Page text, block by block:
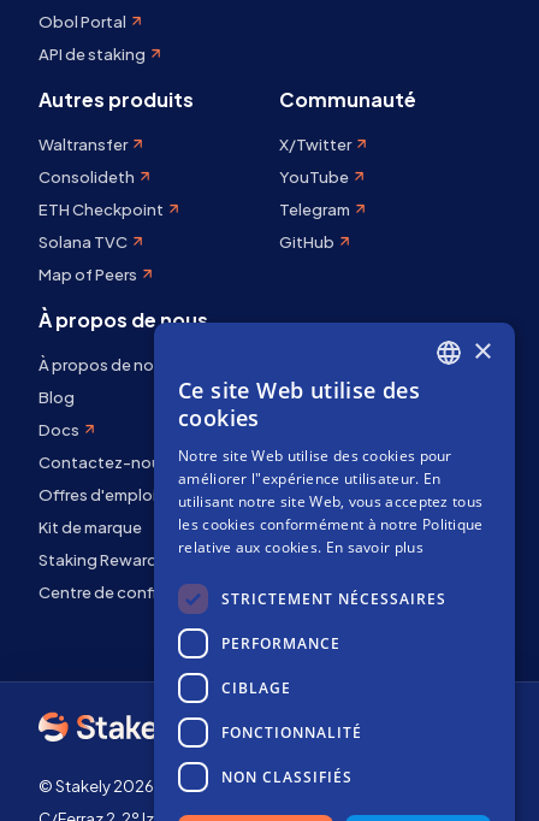
Obol Portal
API de staking
Autres produits
Waltransfer
Consolideth
ETH Checkpoint
Solana TVC
Map of Peers
Communauté
X/Twitter
YouTube
Telegram
GitHub
À propos de nous
À propos de nous
Blog
Docs
Contactez-nous
Offres d'emploi
Kit de marque
Staking Rewards
Centre de confidentialité
© Stakely 2026 | Stakely, S.L. | NIF B72551682
FRENCH
×
Ce site Web utilise des
cookies
Notre site Web utilise des cookies pour
améliorer l"expérience utilisateur. En
utilisant notre site Web, vous acceptez tous
les cookies conformément à notre Politique
relative aux cookies. En savoir plus
STRICTEMENT NÉCESSAIRES
PERFORMANCE
CIBLAGE
FONCTIONNALITÉ
NON CLASSIFIÉS